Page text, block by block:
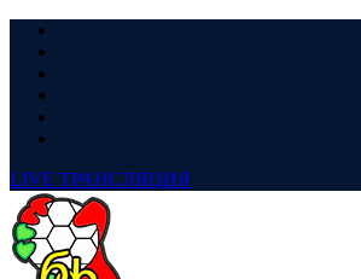
LIVE ТРАНСЛЯЦИЯ